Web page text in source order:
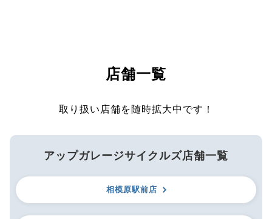
店舗一覧
取り扱い店舗を随時拡大中です！
アップガレージサイクルズ店舗一覧
相模原駅前店